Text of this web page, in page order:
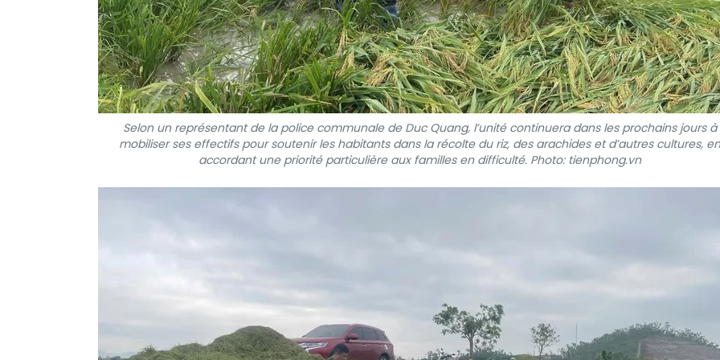
Selon un représentant de la police communale de Duc Quang, l’unité continuera dans les prochains jours à
mobiliser ses effectifs pour soutenir les habitants dans la récolte du riz, des arachides et d’autres cultures, en
accordant une priorité particulière aux familles en difficulté. Photo: tienphong.vn